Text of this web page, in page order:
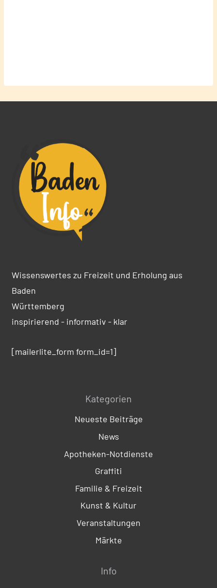
Wissenswertes zu Freizeit und Erholung aus
Baden
Württemberg
inspirierend - informativ - klar
[mailerlite_form form_id=1]
Kategorien
Neueste Beiträge
News
Apotheken-Notdienste
Graffiti
Familie & Freizeit
Kunst & Kultur
Veranstaltungen
Märkte
Info